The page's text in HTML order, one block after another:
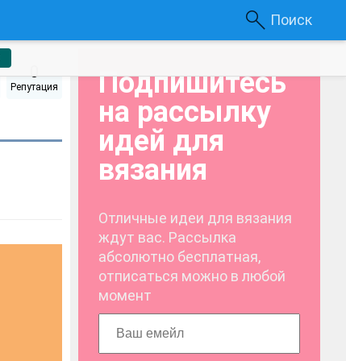
Поиск
0
Репутация
Подпишитесь
на рассылку
идей для
вязания
Отличные идеи для вязания
ждут вас. Рассылка
абсолютно бесплатная,
отписаться можно в любой
момент